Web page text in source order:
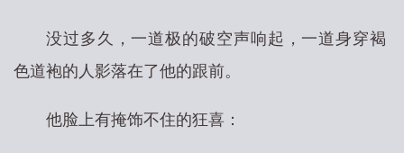
没过多久，一道极的破空声响起，一道身穿褐
色道袍的人影落在了他的跟前。
他脸上有掩饰不住的狂喜：